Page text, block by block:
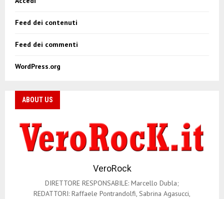
Feed dei contenuti
Feed dei commenti
WordPress.org
ABOUT US
VeroRock
DIRETTORE RESPONSABILE: Marcello Dubla;
REDATTORI: Raffaele Pontrandolfi, Sabrina Agasucci,